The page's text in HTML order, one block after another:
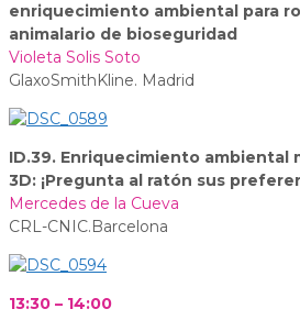
enriquecimiento ambiental para
animalario de bioseguridad
Violeta Solis Soto
GlaxoSmithKline. Madrid
ID.39. Enriquecimiento ambiental
3D: ¡Pregunta al ratón sus
Mercedes de la Cueva
CRL-CNIC.Barcelona
13:30 – 14:00